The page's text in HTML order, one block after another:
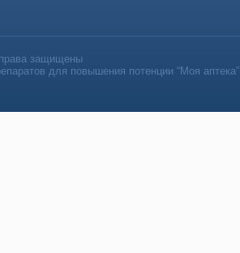
защищены
для повышения потенции “Моя